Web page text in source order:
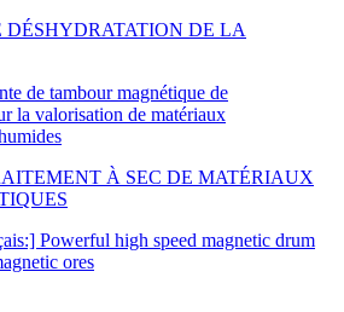
DÉSHYDRATATION DE LA
de tambour magnétique de
la valorisation de matériaux
À SEC DE MATÉRIAUX
Powerful high speed magnetic drum
ores